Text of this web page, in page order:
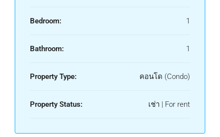
Bedroom: 1
Bathroom: 1
Property Type: คอนโด (Condo)
Property Status: เช่า | For rent